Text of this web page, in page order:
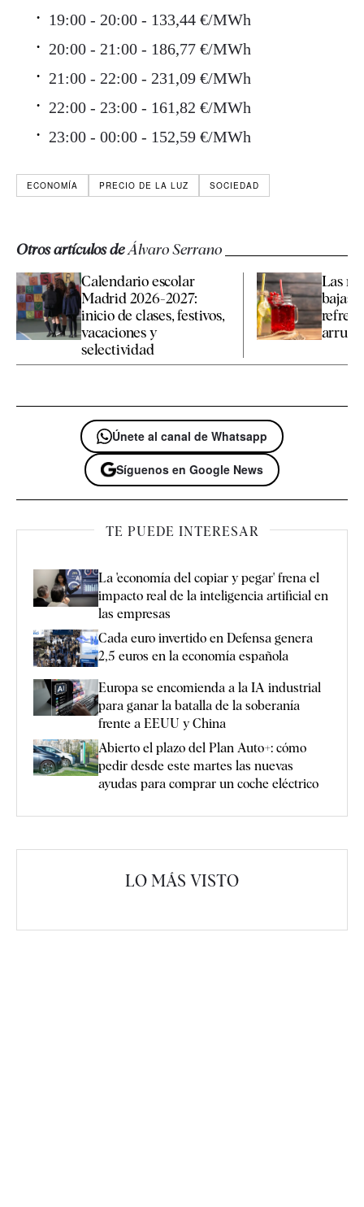
19:00 - 20:00 - 133,44 €/MWh
20:00 - 21:00 - 186,77 €/MWh
21:00 - 22:00 - 231,09 €/MWh
22:00 - 23:00 - 161,82 €/MWh
23:00 - 00:00 - 152,59 €/MWh
ECONOMÍA PRECIO DE LA LUZ SOCIEDAD
Otros artículos deÁlvaro Serrano
Calendario escolar
Madrid 2026-2027:
inicio de clases, festivos,
vacaciones y
selectividad
Las
bajas
Únete al canal de Whatsapp
Síguenos en Google News
TE PUEDE INTERESAR
La 'economía del copiar y pegar' frena el
impacto real de la inteligencia artificial en
las empresas
Cada euro invertido en Defensa genera
2,5 euros en la economía española
Europa se encomienda a la IA industrial
para ganar la batalla de la soberanía
frente a EEUU y China
Abierto el plazo del Plan Auto+: cómo
pedir desde este martes las nuevas
ayudas para comprar un coche eléctrico
LO MÁS VISTO